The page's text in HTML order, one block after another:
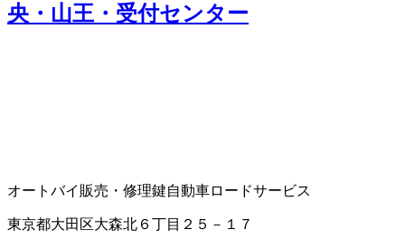
央・山王・受付センター
オートバイ販売・修理鍵自動車ロードサービス
東京都大田区大森北６丁目２５－１７